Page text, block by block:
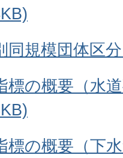
同規模団体区
標の概要（水
標の概要（下